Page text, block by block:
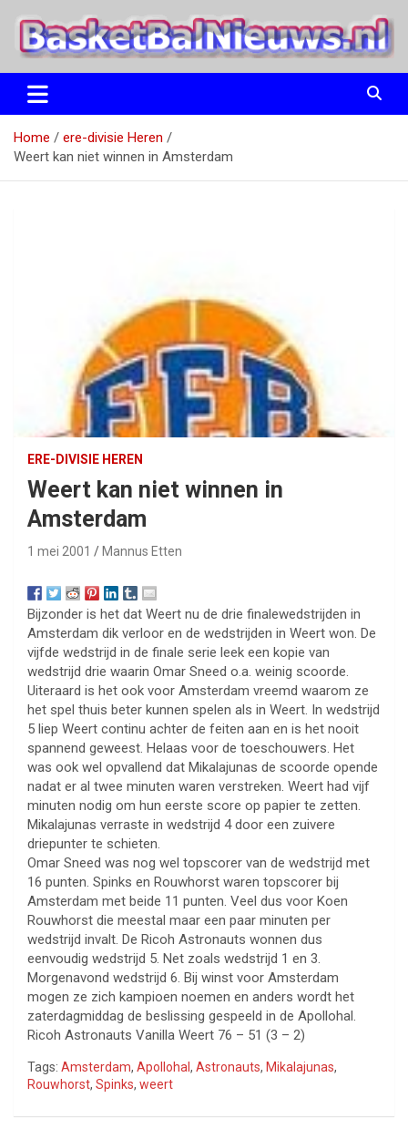
naar
BasketBalNieuws.nl
Etten
Home
ere-divisie Heren
Weert kan niet winnen in Amsterdam
ERE-DIVISIE HEREN
Weert kan niet winnen in
Amsterdam
1 mei 2001 Mannus Etten
Bijzonder is het dat Weert nu de drie finalewedstrijden in
Amsterdam dik verloor en de wedstrijden in Weert won. De
vijfde wedstrijd in de finale serie leek een kopie van
wedstrijd drie waarin Omar Sneed o.a. weinig scoorde.
Uiteraard is het ook voor Amsterdam vreemd waarom ze
het spel thuis beter kunnen spelen als in Weert. In wedstrijd
5 liep Weert continu achter de feiten aan en is het nooit
spannend geweest. Helaas voor de toeschouwers. Het
was ook wel opvallend dat Mikalajunas de scoorde opende
nadat er al twee minuten waren verstreken. Weert had vijf
minuten nodig om hun eerste score op papier te zetten.
Mikalajunas verraste in wedstrijd 4 door een zuivere
driepunter te schieten.
Omar Sneed was nog wel topscorer van de wedstrijd met
16 punten. Spinks en Rouwhorst waren topscorer bij
Amsterdam met beide 11 punten. Veel dus voor Koen
Rouwhorst die meestal maar een paar minuten per
wedstrijd invalt. De Ricoh Astronauts wonnen dus
eenvoudig wedstrijd 5. Net zoals wedstrijd 1 en 3.
Morgenavond wedstrijd 6. Bij winst voor Amsterdam
mogen ze zich kampioen noemen en anders wordt het
zaterdagmiddag de beslissing gespeeld in de Apollohal.
Ricoh Astronauts Vanilla Weert 76 – 51 (3 – 2)
Tags: Amsterdam, Apollohal, Astronauts, Mikalajunas,
Rouwhorst, Spinks, weert